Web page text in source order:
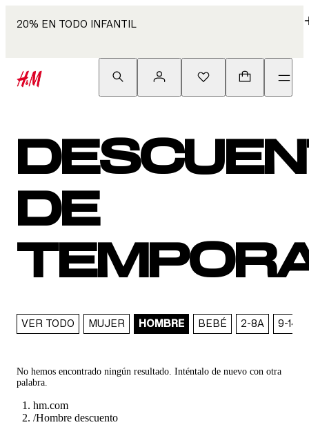
20% EN TODO INFANTIL
DE
VER TODO MUJER HOMBRE BEBÉ 2-8A 9-14A
No hemos encontrado ningún resultado. Inténtalo de nuevo con otra
palabra.
hm.com
/Hombre descuento